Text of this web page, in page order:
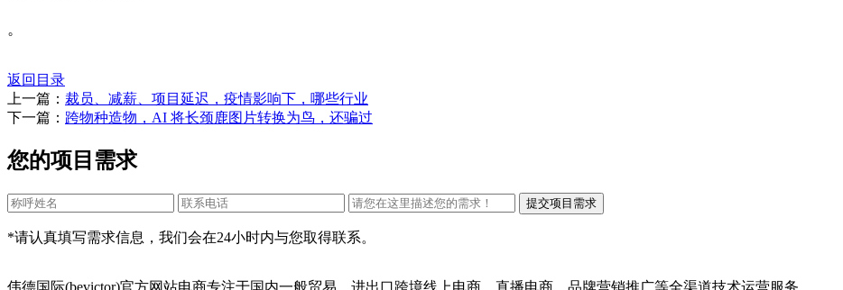
。
返回目录
上一篇： 裁员、减薪、项目延迟，疫情影响下，哪些行业
下一篇： 跨物种造物，AI 将长颈鹿图片转换为鸟，还骗过
您的项目需求
*请认真填写需求信息，我们会在24小时内与您取得联系。
伟德国际(bevictor)官方网站电商专注于国内一般贸易、进出口跨境线上电商、直播电商、品牌营销推广等全渠道技术运营服务，